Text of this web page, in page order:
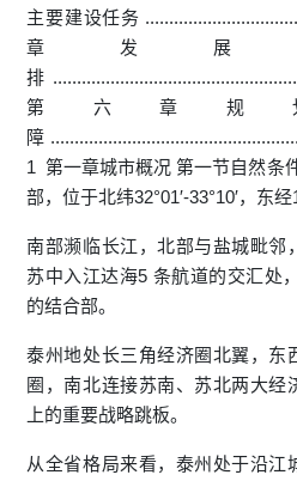
主要建设任务
章发展
排
第六章规
障
1 第一章城市概况 第一节自然条
部，位于北纬32°01′-33°10′，东经
南部濒临长江，北部与盐城毗邻
苏中入江达海5 条航道的交汇处
的结合部。
泰州地处长三角经济圈北翼，东
圈，南北连接苏南、苏北两大经
上的重要战略跳板。
从全省格局来看，泰州处于沿江